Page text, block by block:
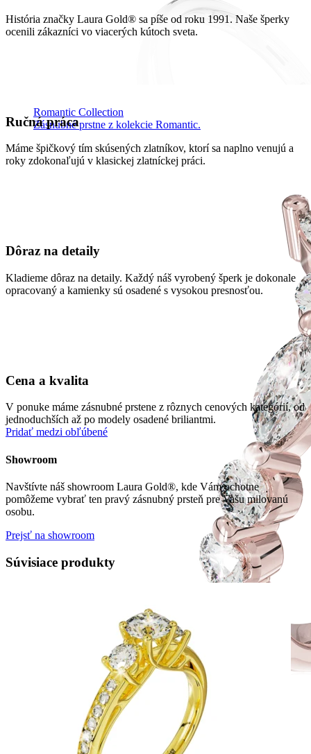
Romantic Collection
Zásnubné prstne z kolekcie Romantic.
História značky Laura Gold® sa píše od roku 1991. Naše šperky
ocenili zákazníci vo viacerých kútoch sveta.
Ručná práca
Máme špičkový tím skúsených zlatníkov, ktorí sa naplno venujú a
roky zdokonaľujú v klasickej zlatníckej práci.
Dôraz na detaily
Kladieme dôraz na detaily. Každý náš vyrobený šperk je dokonale
opracovaný a kamienky sú osadené s vysokou presnosťou.
Cena a kvalita
V ponuke máme zásnubné prstene z rôznych cenových kategórií, od
jednoduchších až po modely osadené briliantmi.
Pridať medzi obľúbené
Showroom
Navštívte náš showroom Laura Gold®, kde Vám ochotne
pomôžeme vybrať ten pravý zásnubný prsteň pre Vašu milovanú
osobu.
Prejsť na showroom
Súvisiace produkty